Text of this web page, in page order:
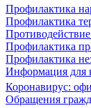
Профилактика
Профилактика
Профилактика
Профилактика
Информация для
Коронавирус:
Обращения